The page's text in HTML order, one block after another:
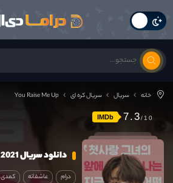
خانه سریال سریال کره ای You Raise Me Up
IMDb 7.3
دانلود سریال You Raise Me Up 2021
درام عاشقانه کمدی